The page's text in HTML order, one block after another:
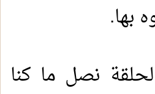
بها.
نصل ما كنا